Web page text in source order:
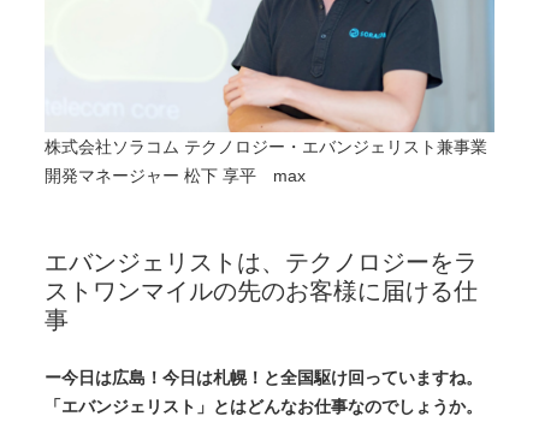
株式会社ソラコム テクノロジー・エバンジェリスト兼事業
開発マネージャー 松下 享平 max
エバンジェリストは、テクノロジーをラ
ストワンマイルの先のお客様に届ける仕
事
ー今日は広島！今日は札幌！と全国駆け回っていますね。
「エバンジェリスト」とはどんなお仕事なのでしょうか。